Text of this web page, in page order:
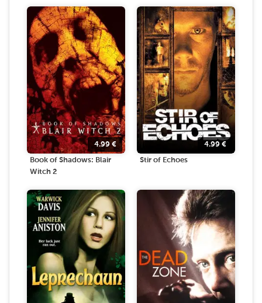
4.99 €
Book of Shadows: Blair
Witch 2
4.99 €
Stir of Echoes